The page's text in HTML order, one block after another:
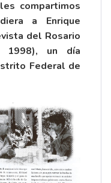
compartimos
a Enrique
del Rosario
1998), un día
Federal de